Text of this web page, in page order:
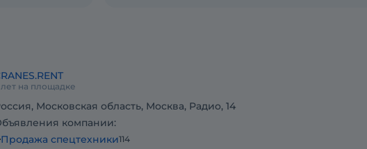
лет на площадке
Московская область, Москва, Радио, 14
компании:
Продажа спецтехники114